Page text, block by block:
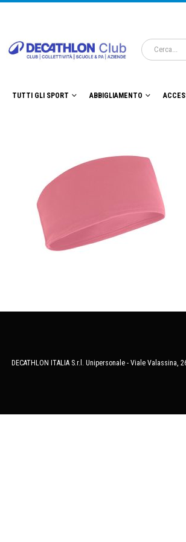
TUTTI GLI SPORT ABBIGLIAMENTO
DECATHLON ITALIA S.r.l. Unipersonale - Viale Valassina,